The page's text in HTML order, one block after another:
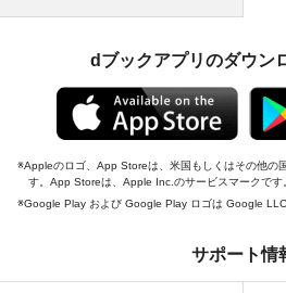
dブックアプリのダウン
Appleのロゴ、App Storeは、米国もしくはその他の
す。App Storeは、Apple Inc.のサービスマークです
Google Play および Google Play ロゴは Google LLC
サポート情